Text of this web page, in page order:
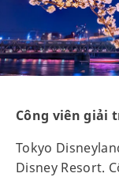
Công viên giải
Tokyo
Disney Resort.